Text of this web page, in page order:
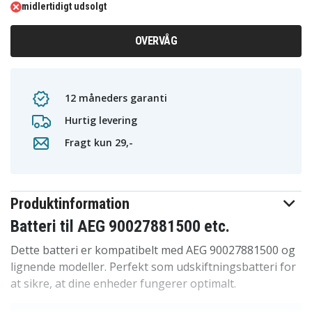
midlertidigt udsolgt
OVERVÅG
12 måneders garanti
Hurtig levering
Fragt kun 29,-
Produktinformation
Batteri til AEG 90027881500 etc.
Dette batteri er kompatibelt med AEG 90027881500 og
lignende modeller. Perfekt som udskiftningsbatteri for
at sikre, at dine enheder fungerer optimalt.